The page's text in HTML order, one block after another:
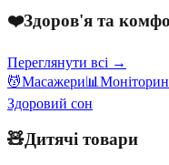
❤️Здоров'я та
Переглянути всі →
💆Масажери📊
Здоровий сон
🧸Дитячі товари